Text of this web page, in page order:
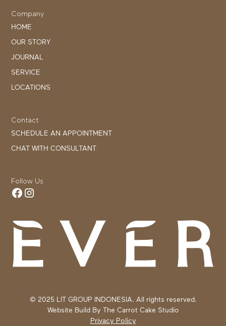
Company
HOME
OUR STORY
JOURNAL
SERVICE
LOCATIONS
Contact
SCHEDULE AN APPOINTMENT
CHAT WITH CONSULTANT
Follow Us
© 2025 LIT GROUP INDONESIA. All rights reserved.
Website Build By
The Carrot Cake Studio
Privacy Policy